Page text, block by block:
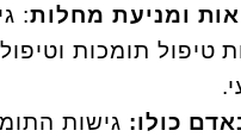
ומניעת מחלות:
טיפול תומכות
כולו: גישות